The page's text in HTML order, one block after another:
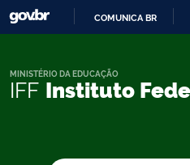
COMUNICA BR
IFF Instituto
MINISTÉRIO DA EDUCAÇÃO